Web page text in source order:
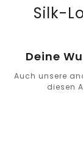
Silk-
Deine
Auch unsere
diesen